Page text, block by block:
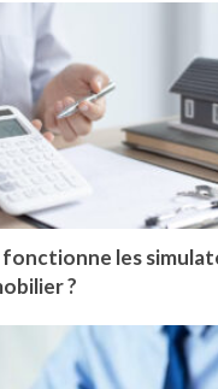
les
?